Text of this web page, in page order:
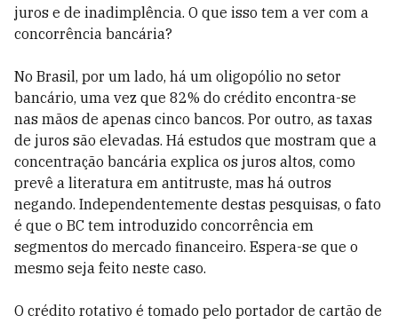
juros e de inadimplência. O que isso tem a ver com a
concorrência bancária?
No Brasil, por um lado, há um oligopólio no setor
bancário, uma vez que 82% do crédito encontra-se
nas mãos de apenas cinco bancos. Por outro, as taxas
de juros são elevadas. Há estudos que mostram que a
concentração bancária explica os juros altos, como
prevê a literatura em antitruste, mas há outros
negando. Independentemente destas pesquisas, o fato
é que o BC tem introduzido concorrência em
segmentos do mercado financeiro. Espera-se que o
mesmo seja feito neste caso.
O crédito rotativo é tomado pelo portador de cartão de